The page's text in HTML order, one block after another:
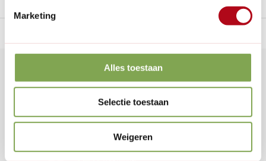
Marketing
Alles toestaan
Selectie toestaan
Weigeren
Klantenservice
0346 218 111
info@dewiltfang.nl
+31 640511932